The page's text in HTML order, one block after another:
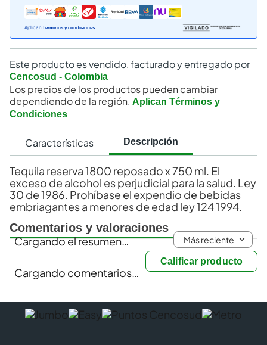
Aplican Términos y condiciones
Este producto es vendido, facturado y entregado por
Cencosud - Colombia
Los precios de los productos pueden cambiar
dependiendo de la región. Aplican Términos y
Condiciones
Características Descripción
Tequila reserva 1800 reposado x 750 ml. El
exceso de alcohol es perjudicial para la salud. Ley
30 de 1986. Prohíbase el expendio de bebidas
embriagantes a menores de edad ley 124 1994.
Comentarios y valoraciones
Calificar producto
Cargando el resumen… Más reciente
Cargando comentarios…